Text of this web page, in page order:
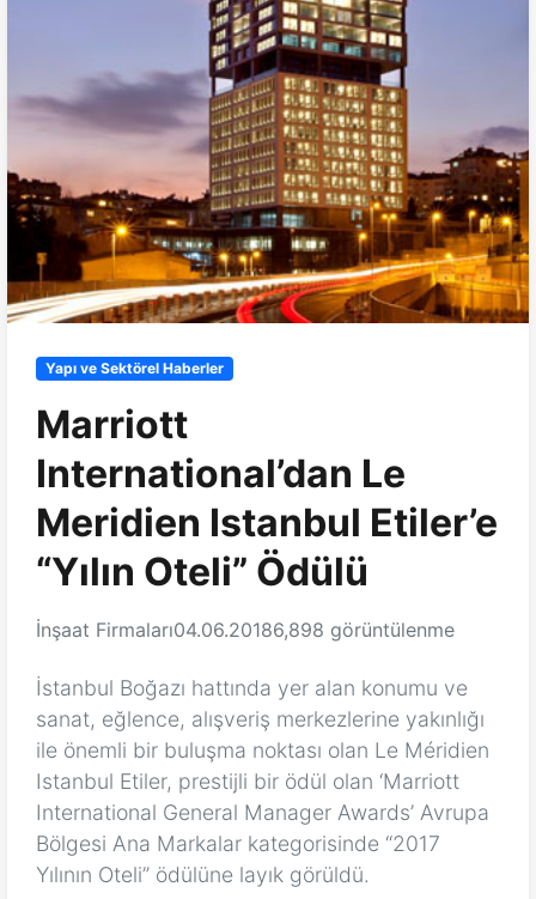
Yapı ve Sektörel Haberler
Marriott
International’dan Le
Meridien Istanbul Etiler’e
“Yılın Oteli” Ödülü
İnşaat Firmaları04.06.20186,898 görüntülenme
İstanbul Boğazı hattında yer alan konumu ve
sanat, eğlence, alışveriş merkezlerine yakınlığı
ile önemli bir buluşma noktası olan Le Méridien
Istanbul Etiler, prestijli bir ödül olan ‘Marriott
International General Manager Awards’ Avrupa
Bölgesi Ana Markalar kategorisinde “2017
Yılının Oteli” ödülüne layık görüldü.